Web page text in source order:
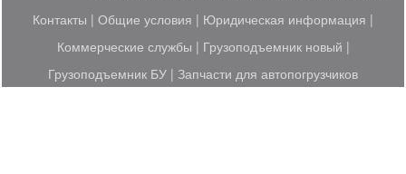
Контакты | Общие условия | Юридическая информация |
Коммерческие службы | Грузоподъемник новый |
Грузоподъемник БУ | Запчасти для автопогрузчиков